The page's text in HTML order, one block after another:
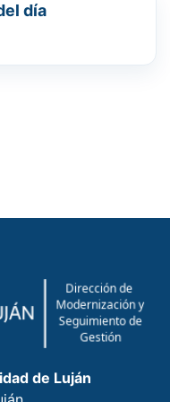
día
de Luján